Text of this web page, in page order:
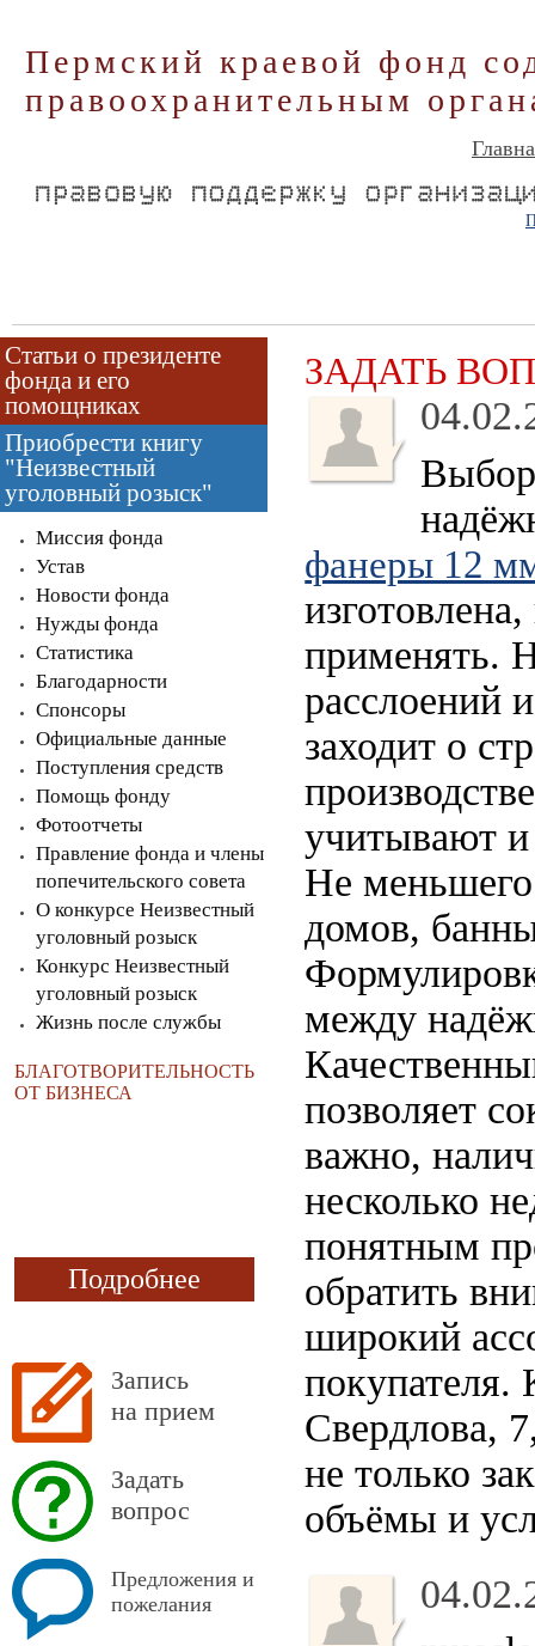
Пермский краевой фонд
правоохранительным
Статьи о президенте
фонда и его
помощниках
Приобрести книгу
"Неизвестный
уголовный розыск"
Миссия фонда
Устав
Новости фонда
Нужды фонда
Статистика
Благодарности
Спонсоры
Официальные данные
Поступления средств
Помощь фонду
Фотоотчеты
Правление фонда и члены
попечительского совета
О конкурсе Неизвестный
уголовный розыск
Конкурс Неизвестный
уголовный розыск
Жизнь после службы
БЛАГОТВОРИТЕЛЬНОСТЬ
ОТ БИЗНЕСА
Подробнее
Запись
на прием
Задать
вопрос
Предложения и
пожелания
ЗАДАТЬ
Выбор
фанеры 12
применять.
расслоений
заходит о
учитывают и
Не
домов,
между
позволяет
важно,
несколько
понятным
обратить
широкий
покупателя.
Свердлова,
не только
объёмы и